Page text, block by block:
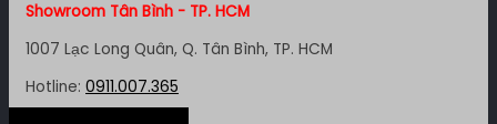
Showroom Tân Bình - TP. HCM
1007 Lạc Long Quân, Q. Tân Bình, TP. HCM
Hotline: 0911.007.365